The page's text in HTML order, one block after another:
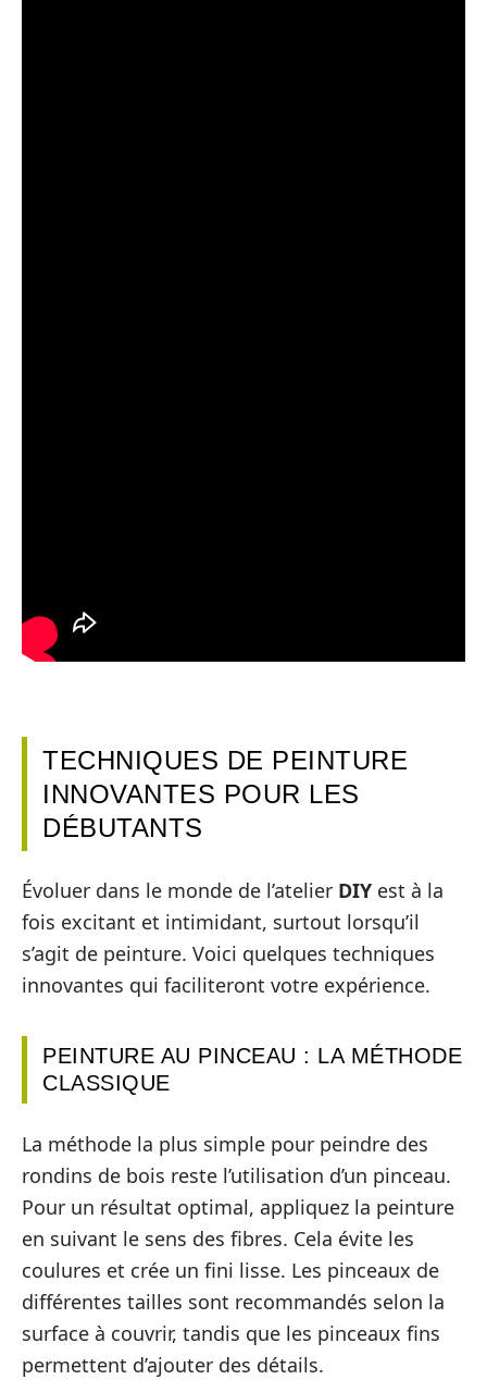
TECHNIQUES DE PEINTURE
INNOVANTES POUR LES
DÉBUTANTS
Évoluer dans le monde de l’atelier DIY est à la
fois excitant et intimidant, surtout lorsqu’il
s’agit de peinture. Voici quelques techniques
innovantes qui faciliteront votre expérience.
PEINTURE AU PINCEAU : LA MÉTHODE
CLASSIQUE
La méthode la plus simple pour peindre des
rondins de bois reste l’utilisation d’un pinceau.
Pour un résultat optimal, appliquez la peinture
en suivant le sens des fibres. Cela évite les
coulures et crée un fini lisse. Les pinceaux de
différentes tailles sont recommandés selon la
surface à couvrir, tandis que les pinceaux fins
permettent d’ajouter des détails.